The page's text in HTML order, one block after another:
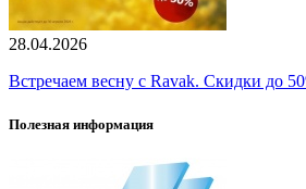
28.04.2026
Встречаем весну с Ravak. Скидки до
Полезная информация